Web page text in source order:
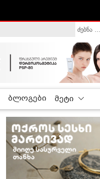
ბლოგები მეტი